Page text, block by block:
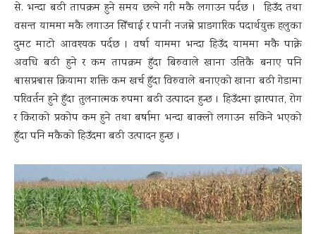
से. भन्दा बढी तापक्रम हुने समय छल्ने गरी मकै लगाउन पर्दछ । हिउँद तथा
वसन्त याममा मकै लगाउन सिँचाई र पानी नजम्ने प्राङगारिक पदार्थयुक्त हलुका
दुमट माटो आवश्यक पर्दछ । वर्षा याममा भन्दा हिउँद याममा मकै पाक्ने
अवधि बढी हुने र कम तापक्रम हुँदा बिरुवाले खाना उत्तिकै बनाए पनि
श्वासप्रश्वास क्रियामा शक्ति कम खर्च हुँदा विरुवाले बनाएको खाना बढी गेडामा
परिवर्तन हुने हुँदा तुलनात्मक रुपमा बढी उत्पादन हुन्छ । हिउँदमा झारपात, रोग
र किराको प्रकोप कम हुने तथा बर्षामा भन्दा बाक्लो लगाउन सकिने भएको
हुँदा पनि मकैको हिउँदमा बढी उत्पादन हुन्छ ।